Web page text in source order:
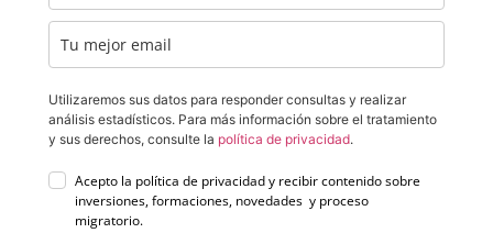
Utilizaremos sus datos para responder consultas y realizar
análisis estadísticos. Para más información sobre el tratamiento
y sus derechos, consulte la política de privacidad.
Acepto la política de privacidad y recibir contenido sobre
inversiones, formaciones, novedades y proceso
migratorio.